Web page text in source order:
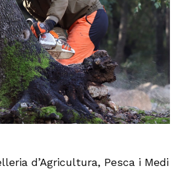
d’Agricultura, Pesca i Medi